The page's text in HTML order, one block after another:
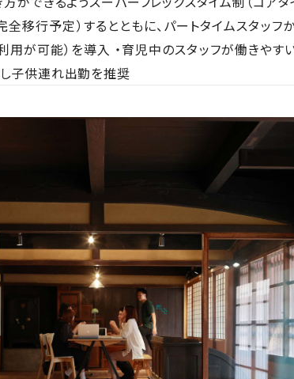
全移行予定）するとともに、パートタイムスタッ
用が可能）を導入 ・育児中のスタッフが働きや
子供連れ出勤を推奨